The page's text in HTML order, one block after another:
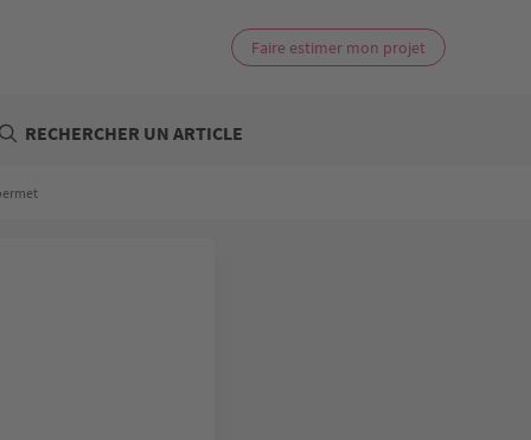
Faire estimer mon projet
RECHERCHER UN ARTICLE